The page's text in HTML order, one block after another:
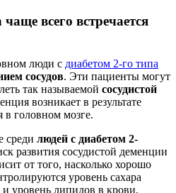
всего встречается
люди с диабетом 2-го типа
сосудов. Эти пациенты могут
так называемой сосудистой
возникает в результате
головном мозге.
среди людей с диабетом 2-
развития сосудистой деменции
от того, насколько хорошо
уровень сахара
и уровень липидов в крови.